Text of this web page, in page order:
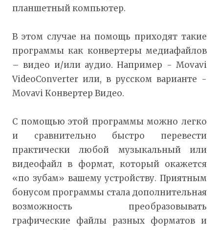
планшетный компьютер.
В этом случае на помощь приходят такие
программы как конвертеры медиафайлов
– видео и/или аудио. Например - Movavi
VideoConverter или, в русском варианте -
Movavi Конвертер Видео.
С помощью этой программы можно легко
и сравнительно быстро перевести
практически любой музыкальный или
видеофайл в формат, который окажется
«по зубам» вашему устройству. Приятным
бонусом программы стала дополнительная
возможность преобразовывать
графические файлы разных форматов и